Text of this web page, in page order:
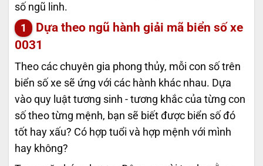
số ngũ linh.
Dựa theo ngũ hành giải mã biển số xe
0031
Theo các chuyên gia phong thủy, mỗi con số trên
biển số xe sẽ ứng với các hành khác nhau. Dựa
vào quy luật tương sinh - tương khắc của từng con
số theo từng mệnh, bạn sẽ biết được biển số đó
tốt hay xấu? Có hợp tuổi và hợp mệnh với mình
hay không?